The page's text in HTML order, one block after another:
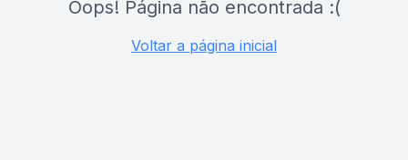
Oops! Página não encontrada :(
Voltar a página inicial